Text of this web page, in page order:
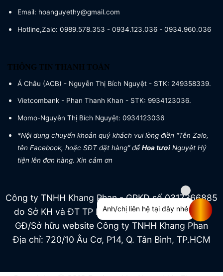
Email: hoanguyethy@gmail.com
Hotline,Zalo: 0989.578.353 - 0934.123.036 - 0934.960.036
THÔNG TIN THANH TOÁN
Á Châu (ACB) - Nguyễn Thị Bích Nguyệt - STK: 249358339.
Vietcombank - Phan Thanh Khan - STK: 9934123036.
Momo-Nguyễn Thị Bích Nguyệt: 0934123036
*Nội dung chuyển khoản quý khách vui lòng điền "Tên Zalo,
tên Facebook, hoặc SĐT đặt hàng" đểHoa tươi Nguyệt Hỷ
tiện lên đơn hàng. Xin cảm ơn
Công ty TNHH Khang Phan - GPKD số 0317366885
do Sở KH và ĐT TP HCM cấp ngày 04/07/2022
GĐ/Sở hữu website Công ty TNHH Khang Phan
Địa chỉ: 720/10 Âu Cơ, P14, Q. Tân Bình, TP.HCM
Anh/chị liên hệ tại đây nhé